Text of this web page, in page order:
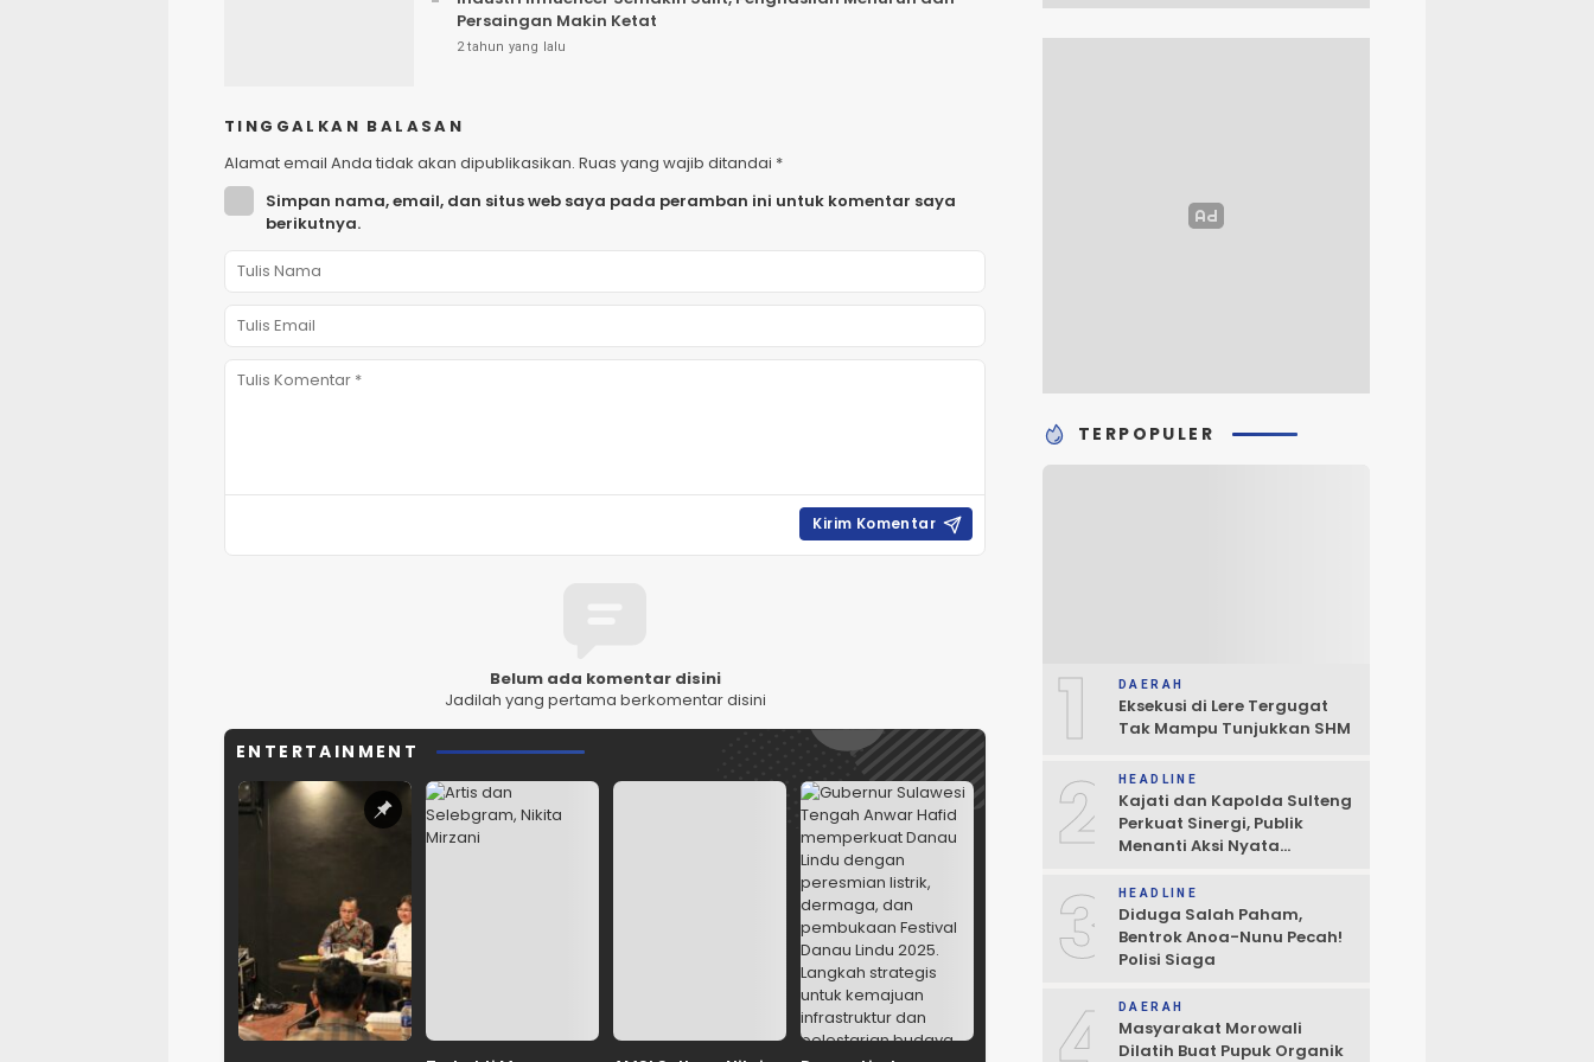
Persaingan Makin Ketat
2 tahun yang lalu
TINGGALKAN BALASAN
Alamat email Anda tidak akan dipublikasikan. Ruas yang wajib ditandai *
Simpan nama, email, dan situs web saya pada peramban ini untuk komentar saya
berikutnya.
Belum ada komentar disini
Jadilah yang pertama berkomentar disini
ENTERTAINMENT
TERPOPULER
1 DAERAH
Eksekusi di Lere Tergugat
Tak Mampu Tunjukkan SHM
2 HEADLINE
Kajati dan Kapolda Sulteng
Perkuat Sinergi, Publik
Menanti Aksi Nyata
3 HEADLINE
Diduga Salah Paham,
Bentrok Anoa-Nunu Pecah!
Polisi Siaga
DAERAH
Masyarakat Morowali
Dilatih Buat Pupuk Organik